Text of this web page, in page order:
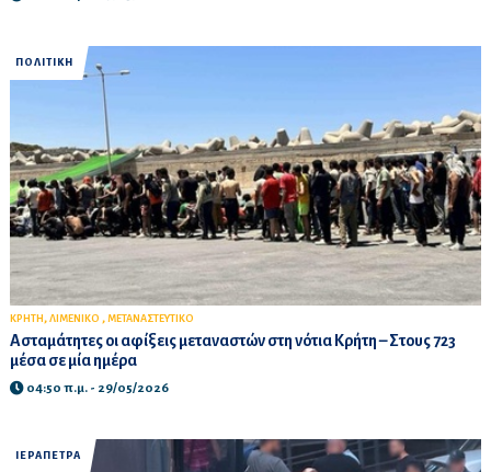
ΠΟΛΙΤΙΚΗ
ΚΡΗΤΗ , ΛΙΜΕΝΙΚΟ , ΜΕΤΑΝΑΣΤΕΥΤΙΚΟ
Ασταμάτητες οι αφίξεις μεταναστών στη νότια Κρήτη – Στους 723
μέσα σε μία ημέρα
04:50 π.μ. - 29/05/2026
ΙΕΡΑΠΕΤΡΑ